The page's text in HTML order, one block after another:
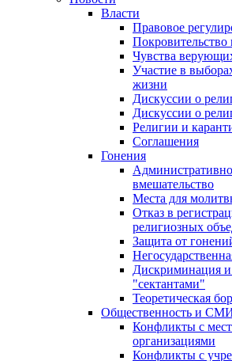
Власти
Правовое
Покровительство
Чувства
Участие в
жизни
Дискуссии о
Дискуссии о
Религии и
Соглашения
Гонения
вмешательство
Места для
Отказ в
религиозных
Защита от
Дискриминация и
"сектантами"
Теоретическая
Общественность и
Конфликты с
организациями
Конфликты с